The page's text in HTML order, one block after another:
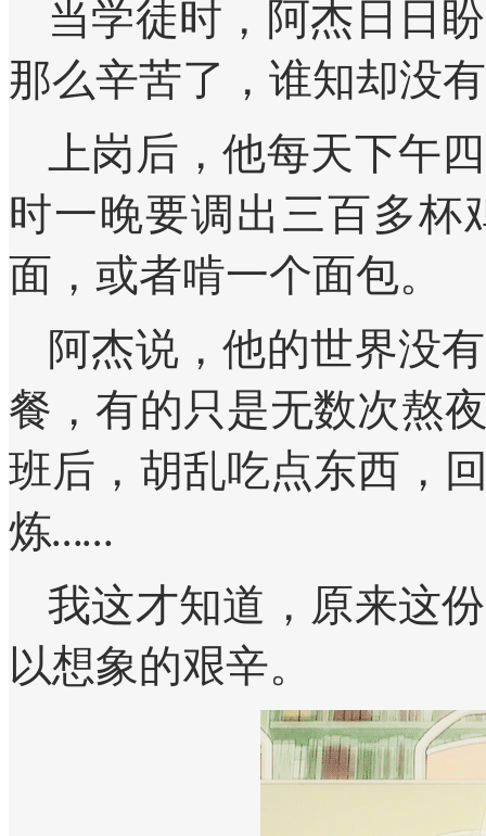
当学徒时，阿杰日日
那么辛苦了，谁知却没
上岗后，他每天下午
时一晚要调出三百多杯
面，或者啃一个面包。
阿杰说，他的世界没
餐，有的只是无数次熬
班后，胡乱吃点东西，
炼……
我这才知道，原来这
以想象的艰辛。